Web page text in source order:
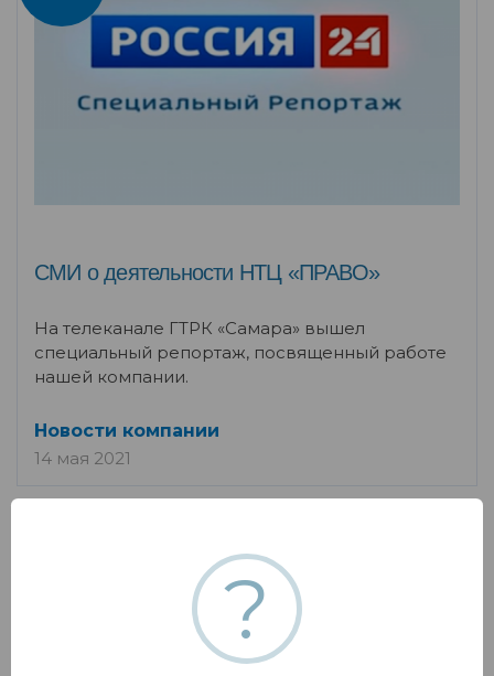
СМИ о деятельности НТЦ «ПРАВО»
На телеканале ГТРК «Самара» вышел
специальный репортаж, посвященный работе
нашей компании.
Новости компании
14 мая 2021
?